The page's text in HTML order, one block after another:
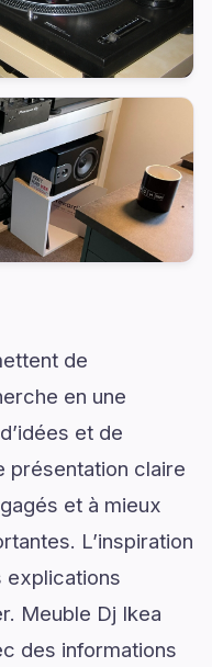
de
en une
et de
présentation claire
et à mieux
L’inspiration
explications
Meuble Dj Ikea
des informations